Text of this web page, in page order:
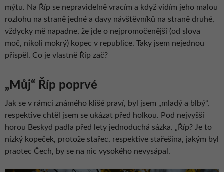
mýtu. Na Říp se nepravidelně vracím a když vidím jeho malou
rozlohu na straně jedné a davy návštěvníků na straně druhé,
vždycky mě napadne, že jde o nejpromočenější (od slova
moč, nikoli mokrý) kopec v republice. Taky jsem nejednou
přispěl. Co je vlastně Říp zač?
„Můj“ Říp poprvé
Jak se v rámci známého klišé praví, byl jsem „mladý a blbý“,
respektive chtěl jsem se ukázat před holkou. Pod nejvyšší
horou Beskyd padla před lety jednoduchá sázka. „Říp? Je to
nízký kopeček, protože stařec, respektive stařešina, jakým byl
praotec Čech, by se na nic vysokého nevysápal.